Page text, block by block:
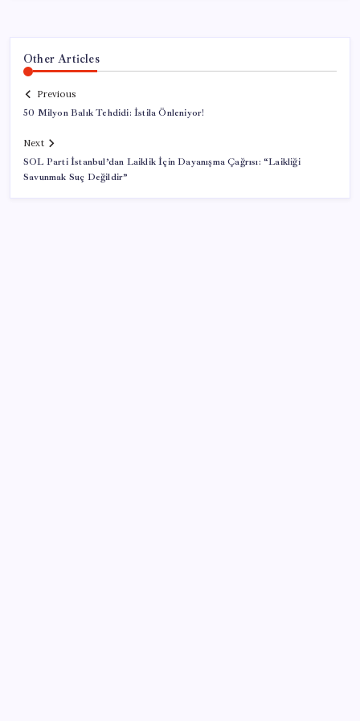
Other Articles
Previous
50 Milyon Balık Tehdidi: İstila Önleniyor!
Next
SOL Parti İstanbul’dan Laiklik İçin Dayanışma Çağrısı: “Laikliği
Savunmak Suç Değildir”